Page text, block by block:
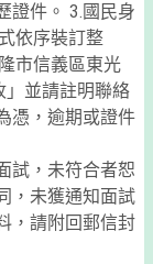
證件。 3.國民身
依序裝訂整
市信義區東光
」並請註明聯絡
憑，逾期或證件
試，未符合者恕
，未獲通知面試
，請附回郵信封